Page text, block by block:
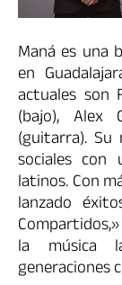
Maná es una
en
actuales son
(bajo), Alex
(guitarra).
sociales
latinos. Con
lanzado
la música
generaciones